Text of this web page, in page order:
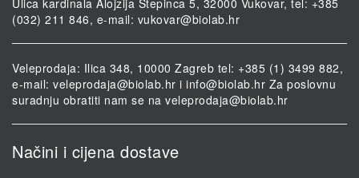
Ulica kardinala Alojzija Stepinca 5, 32000 Vukovar, tel: +385
(032) 211 846, e-mail: vukovar@biolab.hr
Veleprodaja: Ilica 348, 10000 Zagreb tel: +385 (1) 3499 882,
e-mail: veleprodaja@biolab.hr i info@biolab.hr Za poslovnu
suradnju obratiti nam se na veleprodaja@biolab.hr
Načini i cijena dostave